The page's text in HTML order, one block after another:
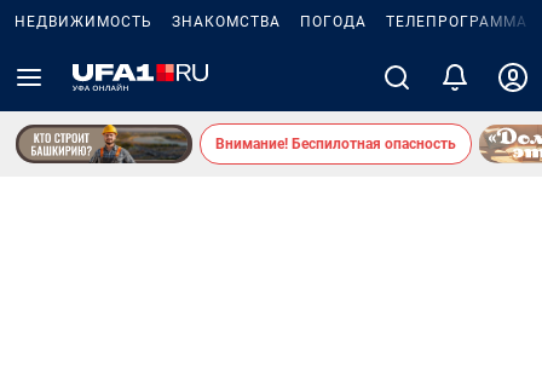
НЕДВИЖИМОСТЬ ЗНАКОМСТВА ПОГОДА ТЕЛЕПРОГРАММА
Внимание! Беспилотная опасность